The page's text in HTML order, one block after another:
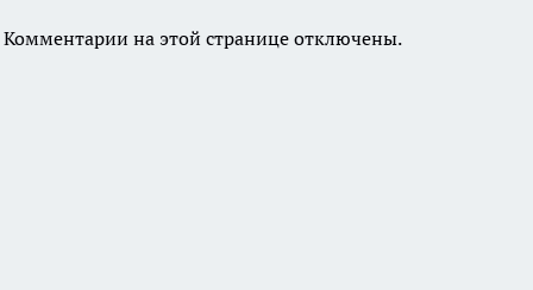
Комментарии на этой странице отключены.